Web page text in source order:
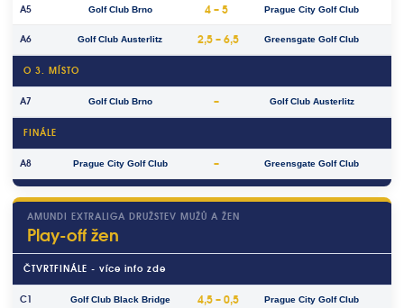
A5 Golf Club Brno 4 – 5 Prague City Golf Club
A6 Golf Club Austerlitz 2,5 – 6,5 Greensgate Golf Club
O 3. MÍSTO
A7 Golf Club Brno – Golf Club Austerlitz
FINÁLE
A8 Prague City Golf Club – Greensgate Golf Club
AMUNDI EXTRALIGA DRUŽSTEV MUŽŮ A ŽEN
Play-off žen
ČTVRTFINÁLE - více info zde
C1 Golf Club Black Bridge 4,5 – 0,5 Prague City Golf Club